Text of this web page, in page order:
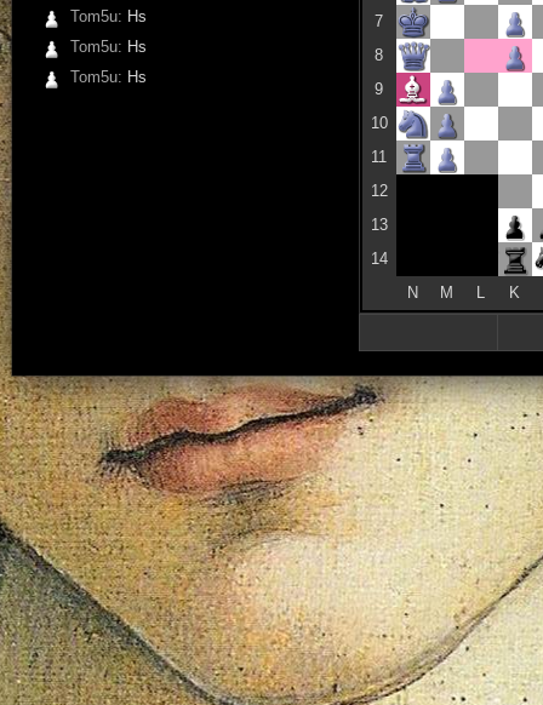
Tom5u: Hs
Tom5u: Hs
Tom5u: Hs
7
8
9
10
11
12
13
14
N
M K